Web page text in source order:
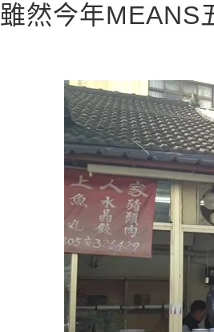
雖然今年MEANS